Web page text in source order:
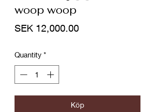
woop woop
SEK 12,000.00Price
Quantity *
Köp